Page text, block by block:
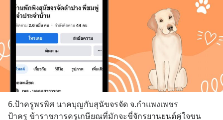
6.ป้าครูพรพิศ นาคบุญกับสุนัขจรจัด จ.กำแพงเพชร
ป้าครู ข้าราชการครูเกษียณที่มักจะขี่จักรยานยนต์คู่ใจขน